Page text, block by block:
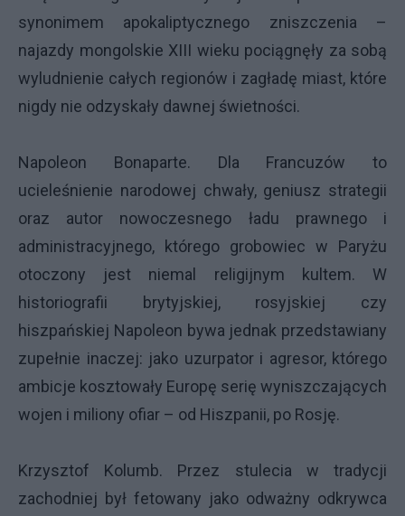
synonimem apokaliptycznego zniszczenia –
najazdy mongolskie XIII wieku pociągnęły za sobą
wyludnienie całych regionów i zagładę miast, które
nigdy nie odzyskały dawnej świetności.
Napoleon Bonaparte. Dla Francuzów to
ucieleśnienie narodowej chwały, geniusz strategii
oraz autor nowoczesnego ładu prawnego i
administracyjnego, którego grobowiec w Paryżu
otoczony jest niemal religijnym kultem. W
historiografii brytyjskiej, rosyjskiej czy
hiszpańskiej Napoleon bywa jednak przedstawiany
zupełnie inaczej: jako uzurpator i agresor, którego
ambicje kosztowały Europę serię wyniszczających
wojen i miliony ofiar – od Hiszpanii, po Rosję.
Krzysztof Kolumb. Przez stulecia w tradycji
zachodniej był fetowany jako odważny odkrywca